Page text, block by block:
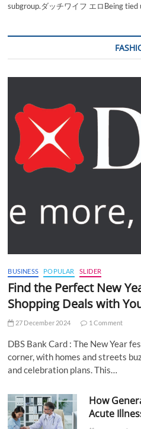
subgroup.ダッチワイフ エロBeing tied
BUSINESS POPULAR SLIDER
Find the Perfect New
Shopping Deals with
27 December 2024 1 Comment
DBS Bank Card : The New Year
corner, with homes and streets
and celebration plans. This…
How
Acute